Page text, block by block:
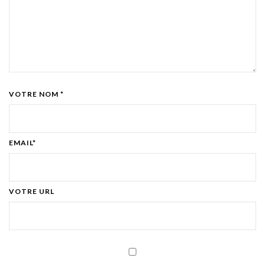
VOTRE NOM *
EMAIL*
VOTRE URL